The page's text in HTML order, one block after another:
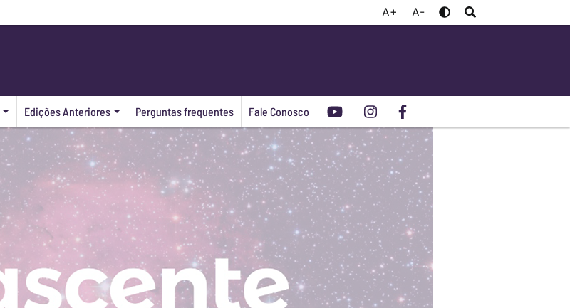
A+ A-
Edições Anteriores Perguntas frequentes Fale Conosco